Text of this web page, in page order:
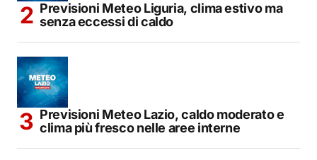
Previsioni Meteo Liguria, clima estivo ma
senza eccessi di caldo
Previsioni Meteo Lazio, caldo moderato e
clima più fresco nelle aree interne